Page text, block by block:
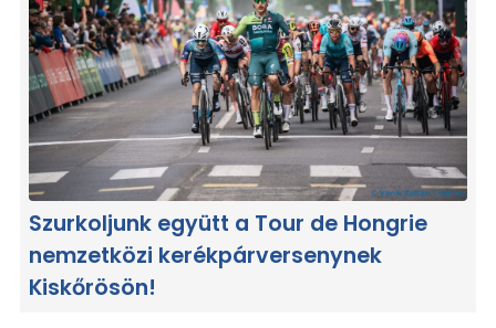
Szurkoljunk együtt a Tour de Hongrie
nemzetközi kerékpárversenynek
Kiskőrösön!